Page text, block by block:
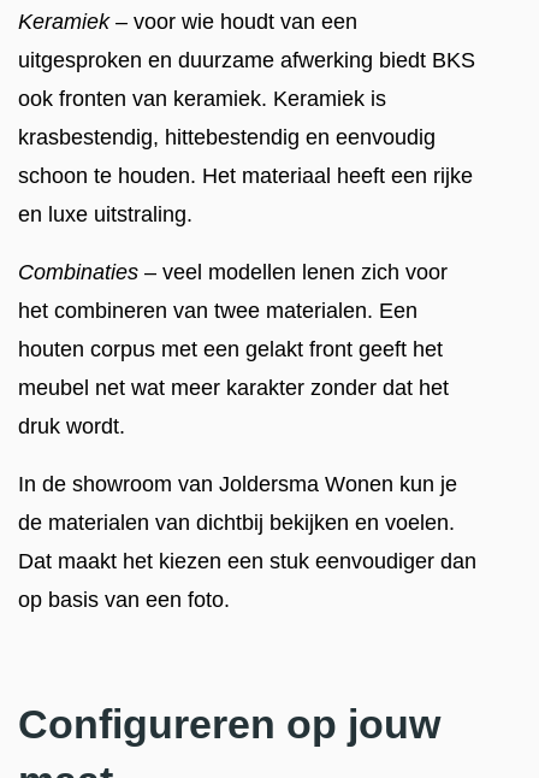
Keramiek – voor wie houdt van een
uitgesproken en duurzame afwerking biedt BKS
ook fronten van keramiek. Keramiek is
krasbestendig, hittebestendig en eenvoudig
schoon te houden. Het materiaal heeft een rijke
en luxe uitstraling.
Combinaties – veel modellen lenen zich voor
het combineren van twee materialen. Een
houten corpus met een gelakt front geeft het
meubel net wat meer karakter zonder dat het
druk wordt.
In de showroom van Joldersma Wonen kun je
de materialen van dichtbij bekijken en voelen.
Dat maakt het kiezen een stuk eenvoudiger dan
op basis van een foto.
Configureren op jouw